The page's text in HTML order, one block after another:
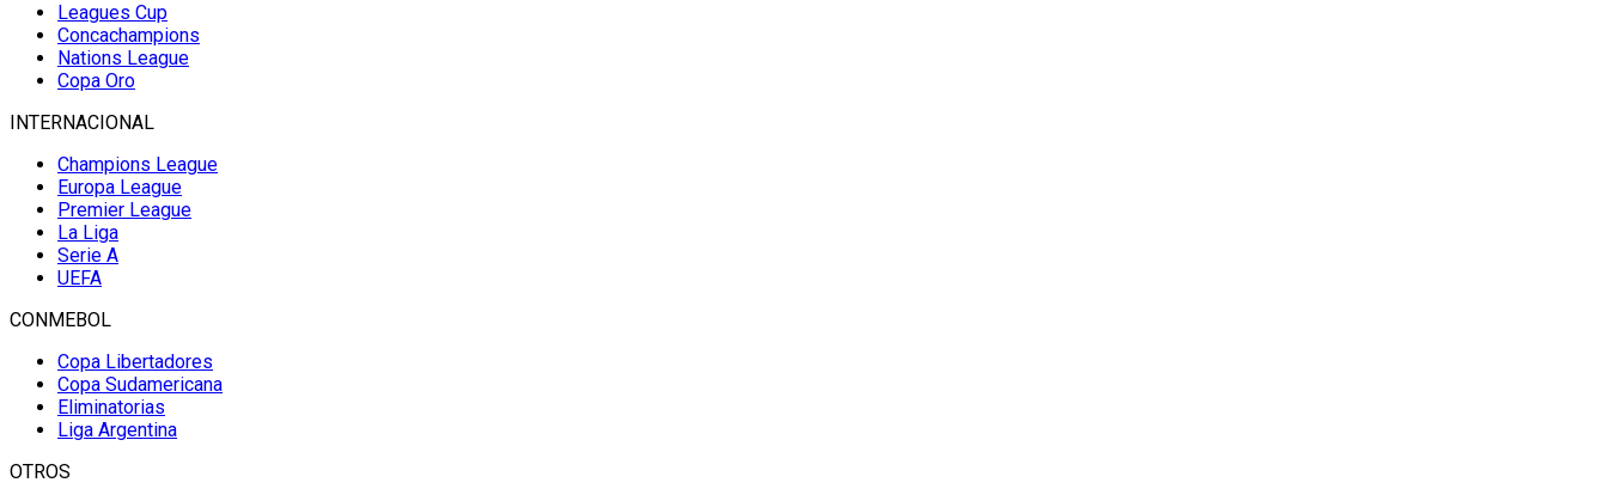
Leagues Cup
Concachampions
Nations League
Copa Oro
INTERNACIONAL
Champions League
Europa League
Premier League
La Liga
Serie A
UEFA
CONMEBOL
Copa Libertadores
Copa Sudamericana
Eliminatorias
Liga Argentina
OTROS